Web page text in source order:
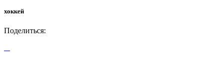
хоккей
Поделиться: